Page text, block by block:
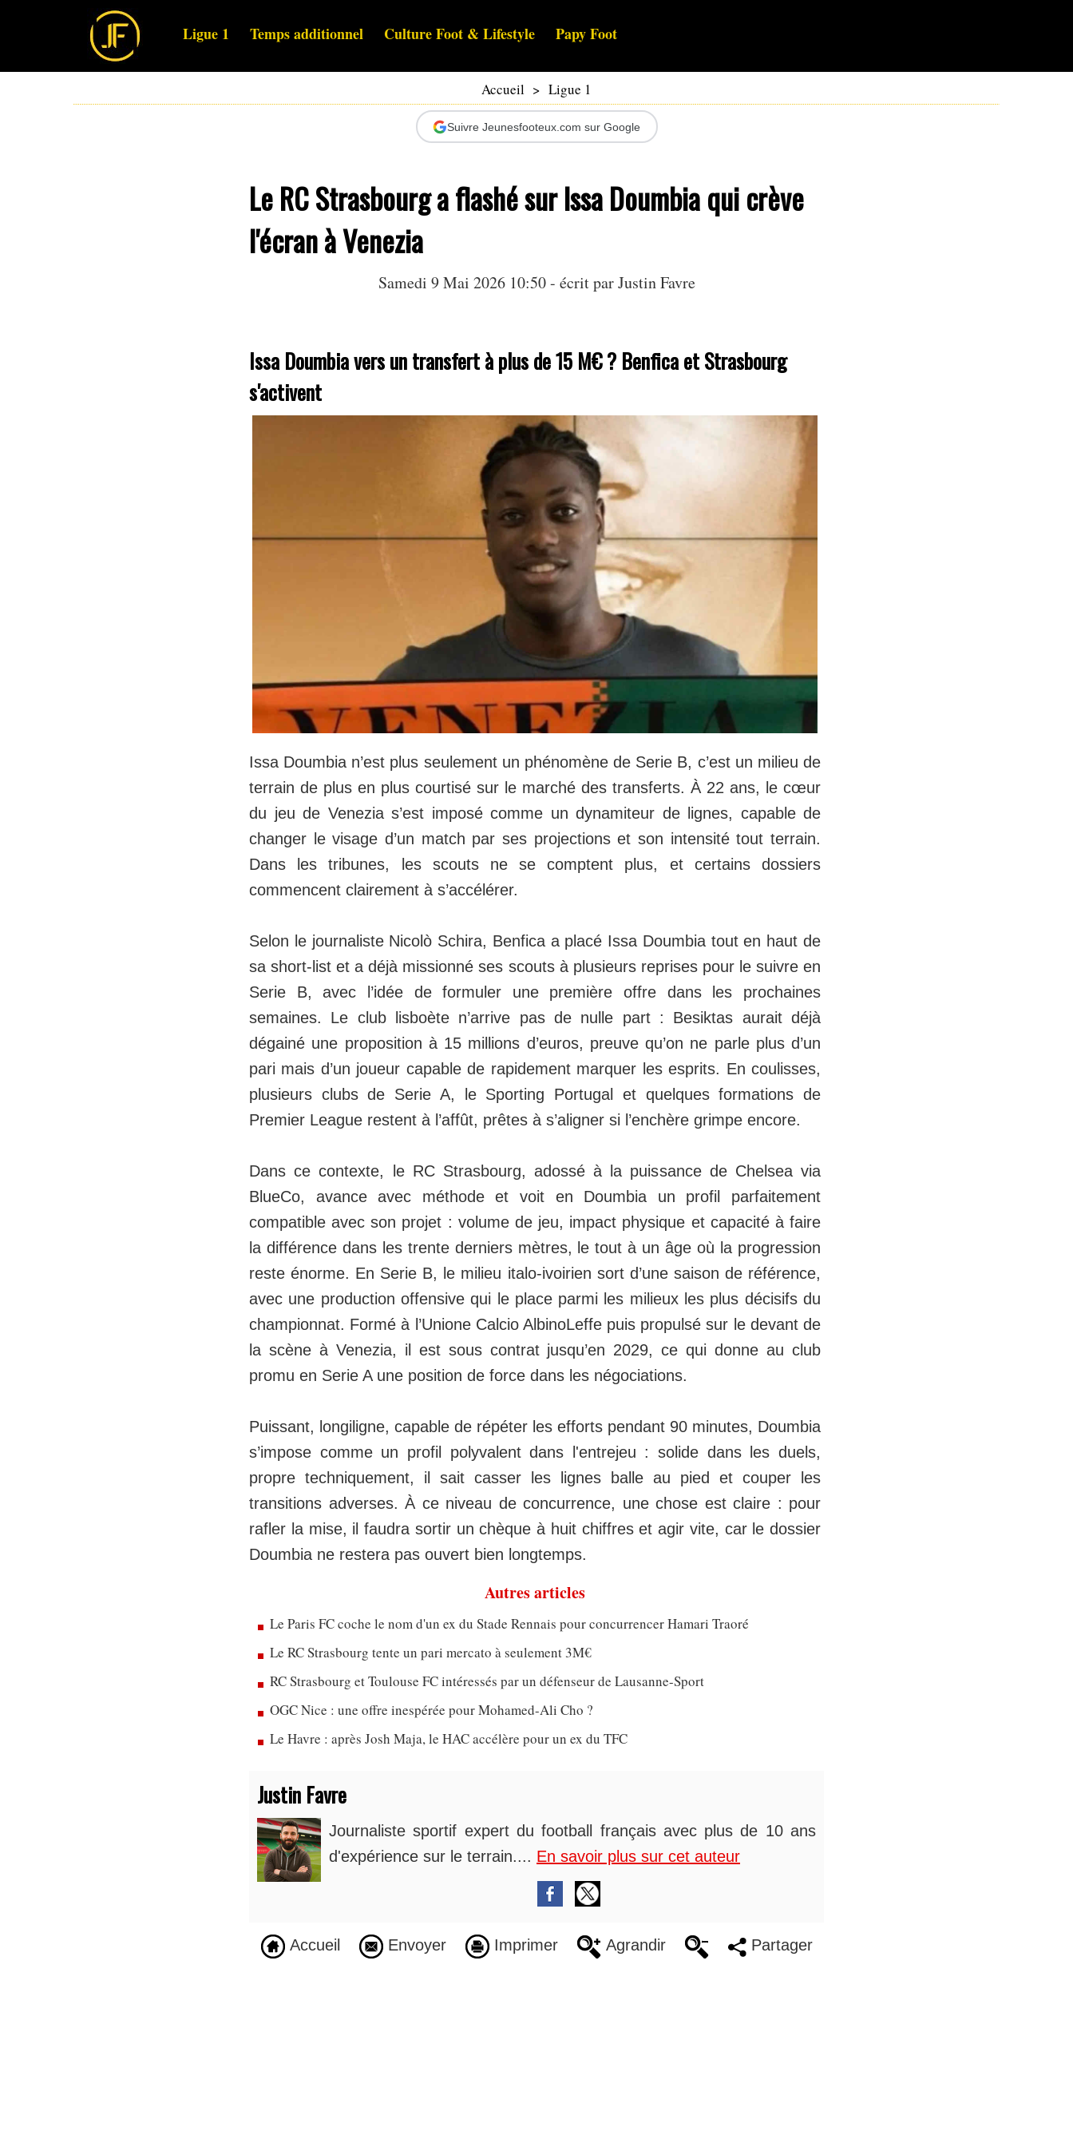
Ligue 1 Temps additionnel Culture Foot & Lifestyle Papy Foot
Accueil > Ligue 1
Suivre Jeunesfooteux.com sur Google
Le RC Strasbourg a flashé sur Issa Doumbia qui crève
l'écran à Venezia
Samedi 9 Mai 2026 10:50 - écrit parJustin Favre
Issa Doumbia vers un transfert à plus de 15 M€ ? Benfica et Strasbourg
s'activent
Issa Doumbia n’est plus seulement un phénomène de Serie B, c’est un milieu de
terrain de plus en plus courtisé sur le marché des transferts. À 22 ans, le cœur
du jeu de Venezia s’est imposé comme un dynamiteur de lignes, capable de
changer le visage d’un match par ses projections et son intensité tout terrain.
Dans les tribunes, les scouts ne se comptent plus, et certains dossiers
commencent clairement à s’accélérer.
Selon le journaliste Nicolò Schira, Benfica a placé Issa Doumbia tout en haut de
sa short-list et a déjà missionné ses scouts à plusieurs reprises pour le suivre en
Serie B, avec l’idée de formuler une première offre dans les prochaines
semaines. Le club lisboète n’arrive pas de nulle part : Besiktas aurait déjà
dégainé une proposition à 15 millions d’euros, preuve qu’on ne parle plus d’un
pari mais d’un joueur capable de rapidement marquer les esprits. En coulisses,
plusieurs clubs de Serie A, le Sporting Portugal et quelques formations de
Premier League restent à l’affût, prêtes à s’aligner si l’enchère grimpe encore.
Dans ce contexte, le RC Strasbourg, adossé à la puissance de Chelsea via
BlueCo, avance avec méthode et voit en Doumbia un profil parfaitement
compatible avec son projet : volume de jeu, impact physique et capacité à faire
la différence dans les trente derniers mètres, le tout à un âge où la progression
reste énorme. En Serie B, le milieu italo-ivoirien sort d’une saison de référence,
avec une production offensive qui le place parmi les milieux les plus décisifs du
championnat. Formé à l’Unione Calcio AlbinoLeffe puis propulsé sur le devant de
la scène à Venezia, il est sous contrat jusqu’en 2029, ce qui donne au club
promu en Serie A une position de force dans les négociations.
Puissant, longiligne, capable de répéter les efforts pendant 90 minutes, Doumbia
s’impose comme un profil polyvalent dans l'entrejeu : solide dans les duels,
propre techniquement, il sait casser les lignes balle au pied et couper les
transitions adverses. À ce niveau de concurrence, une chose est claire : pour
rafler la mise, il faudra sortir un chèque à huit chiffres et agir vite, car le dossier
Doumbia ne restera pas ouvert bien longtemps.
Autres articles
Le Paris FC coche le nom d'un ex du Stade Rennais pour concurrencer Hamari Traoré
Le RC Strasbourg tente un pari mercato à seulement 3M€
RC Strasbourg et Toulouse FC intéressés par un défenseur de Lausanne-Sport
OGC Nice : une offre inespérée pour Mohamed-Ali Cho ?
Le Havre : après Josh Maja, le HAC accélère pour un ex du TFC
Justin Favre
Journaliste sportif expert du football français avec plus de 10 ans
d'expérience sur le terrain.... En savoir plus sur cet auteur
Accueil Envoyer Imprimer Agrandir Partager